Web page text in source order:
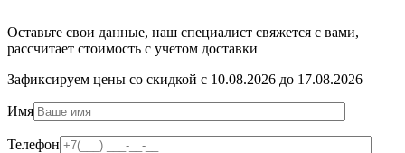
Оставьте свои данные, наш специалист свяжется с вами,
рассчитает стоимость с учетом доставки
Зафиксируем цены со скидкой с 10.08.2026 до 17.08.2026
Имя
Телефон